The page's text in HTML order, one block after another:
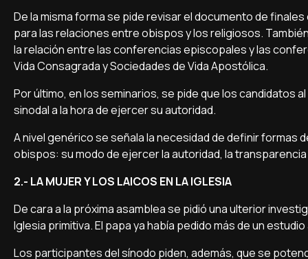
De la misma forma se pide revisar el documento de
para las relaciones entre obispos y los religiosos.
la relación entre las conferencias episcopales y las
Vida Consagrada y Sociedades de Vida Apostólica.
Por último, en los seminarios, se pide que los candidatos
sinodal a la hora de ejercer su autoridad.
A nivel genérico se señala la necesidad de definir formas
obispos: su modo de ejercer la autoridad, la
2.- LA MUJER Y LOS LAICOS EN LA IGLESIA
De cara a la próxima asamblea se pidió una ulterior
Iglesia primitiva. El papa ya había pedido más de un
Los participantes del sínodo piden, además, que se